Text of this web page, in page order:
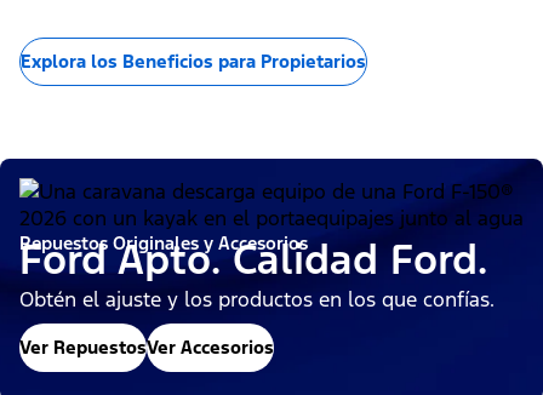
Explora los Beneficios para Propietarios
Repuestos Originales y Accesorios
Ford Apto. Calidad Ford.
Obtén el ajuste y los productos en los que confías.
Ver RepuestosVer Accesorios